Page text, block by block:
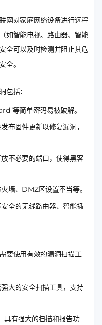
网对家庭网络设备进行远程
如智能电视、路由器、智能
全可以及时检测并阻止其危
全。
包括：
等简单密码易被破解。
布固件更新以修复漏洞，
不必要的端口，使得黑客
墙、DMZ区设置不当等。
全的无线路由器、智能插
要使用有效的漏洞扫描工
大的安全扫描工具，支持
具有强大的扫描和报告功